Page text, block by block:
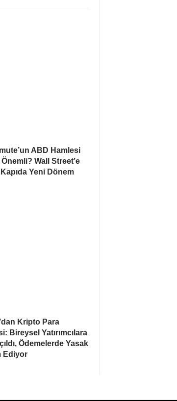
ABD Hamlesi
Wall Street’e
Yeni Dönem
Kripto Para
Bireysel Yatırımcılara
Ödemelerde Yasak
Ediyor